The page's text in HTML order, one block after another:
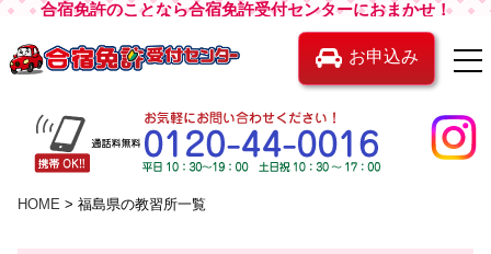
合宿免許のことなら合宿免許受付センターにおまかせ！
お申込み
HOME 福島県の教習所一覧